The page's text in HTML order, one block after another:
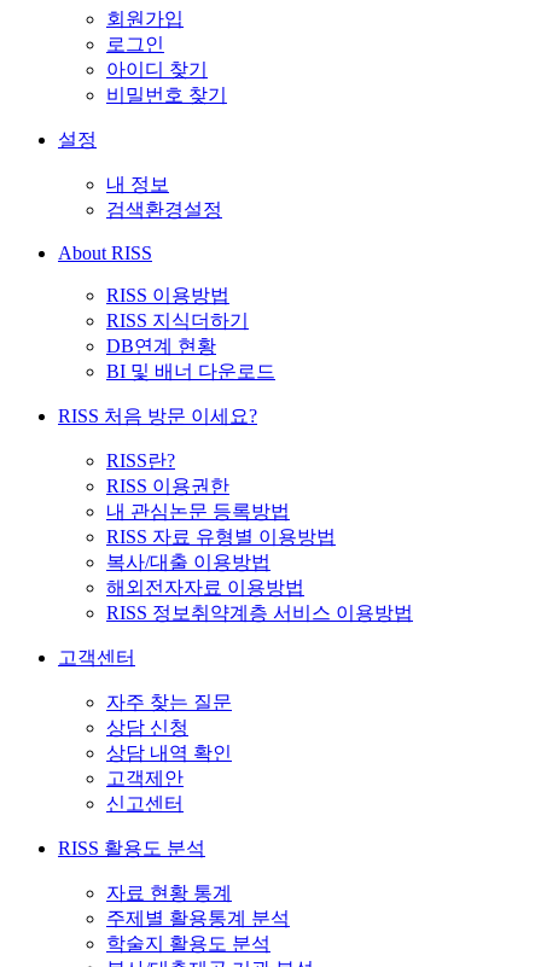
회원가입
로그인
아이디 찾기
비밀번호 찾기
설정
내 정보
검색환경설정
About RISS
RISS 이용방법
RISS 지식더하기
DB연계 현황
BI 및 배너 다운로드
RISS 처음 방문 이세요?
RISS란?
RISS 이용권한
내 관심논문 등록방법
RISS 자료 유형별 이용방법
복사/대출 이용방법
해외전자자료 이용방법
RISS 정보취약계층 서비스 이용방법
고객센터
자주 찾는 질문
상담 신청
상담 내역 확인
고객제안
신고센터
RISS 활용도 분석
자료 현황 통계
주제별 활용통계 분석
학술지 활용도 분석